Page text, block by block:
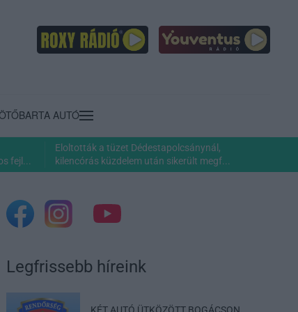
BARTA AUTÓ
fejl...
Eloltották a tüzet Dédestapolcsánynál,
kilencórás küzdelem után sikerült megf...
Legfrissebb híreink
KÉT AUTÓ ÜTKÖZÖTT BOGÁCSON,